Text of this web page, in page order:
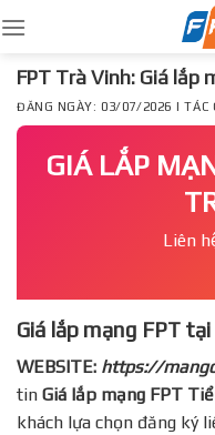
to
content
FPT Trà Vinh: Giá lắp
ĐĂNG NGÀY: 03/07/2026 | TÁC
GIÁ LẮP
Liên
Giá lắp mạng FPT
WEBSITE: https://
tin Giá lắp mạng FPT
khách lựa chọn đăng ký